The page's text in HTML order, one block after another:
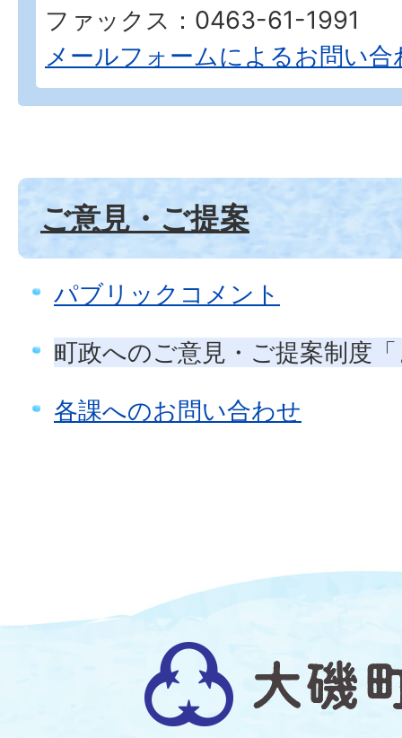
ファックス：0463-61-1991
メールフォームによるお問い合
ご意見・ご提案
パブリックコメント
町政へのご意見・ご提案制度
各課へのお問い合わせ
大
磯